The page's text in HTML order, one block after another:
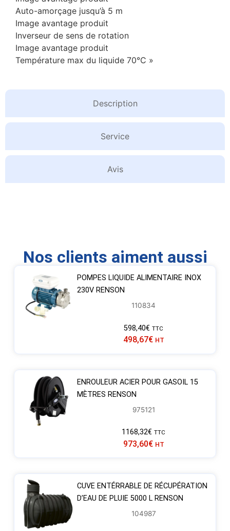
Description
Service
Avis
Auto-amorçage jusqu’à 5 m
Image avantage produit
Inverseur de sens de rotation
Image avantage produit
Température max du liquide 70°C »
Nos clients aiment aussi
POMPES LIQUIDE ALIMENTAIRE INOX
230V RENSON
110834
598,40€ TTC
498,67€ HT
ENROULEUR ACIER POUR GASOIL 15
MÈTRES RENSON
975121
1168,32€ TTC
973,60€ HT
CUVE ENTÉRRABLE DE RÉCUPÉRATION
D’EAU DE PLUIE 5000 L RENSON
104987